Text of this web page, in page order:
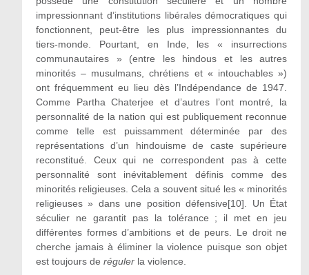
impressionnant d’institutions libérales démocratiques qui
fonctionnent, peut-être les plus impressionnantes du
tiers-monde. Pourtant, en Inde, les « insurrections
communautaires » (entre les hindous et les autres
minorités – musulmans, chrétiens et « intouchables »)
ont fréquemment eu lieu dès l’Indépendance de 1947.
Comme Partha Chaterjee et d’autres l’ont montré, la
personnalité de la nation qui est publiquement reconnue
comme telle est puissamment déterminée par des
représentations d’un hindouisme de caste supérieure
reconstitué. Ceux qui ne correspondent pas à cette
personnalité sont inévitablement définis comme des
minorités religieuses. Cela a souvent situé les « minorités
religieuses » dans une position défensive[10]. Un État
séculier ne garantit pas la tolérance ; il met en jeu
différentes formes d’ambitions et de peurs. Le droit ne
cherche jamais à éliminer la violence puisque son objet
est toujours de réguler la violence.